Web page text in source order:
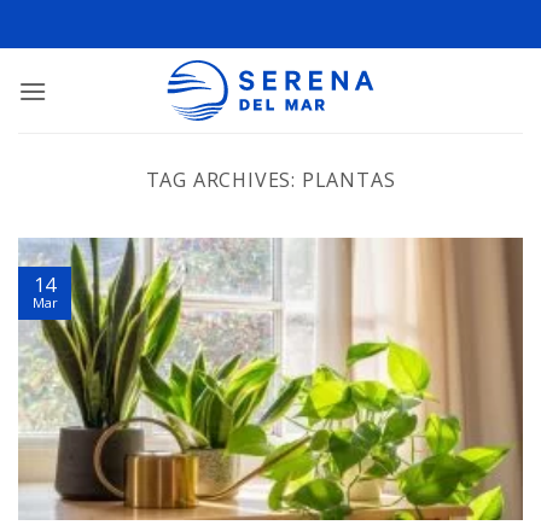
TAG ARCHIVES: PLANTAS
14
Mar